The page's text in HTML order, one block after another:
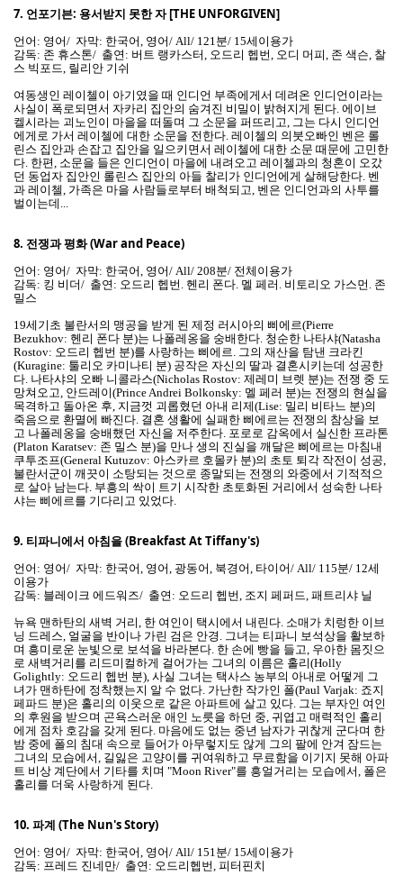
7. 언포기븐: 용서받지 못한 자 [THE UNFORGIVEN]
언어: 영어/ 자막: 한국어, 영어/ All/ 121분/ 15세이용가
감독: 존 휴스톤/ 출연: 버트 랭카스터, 오드리 헵번, 오디 머피, 존 색슨, 찰
스 빅포드, 릴리안 기쉬
여동생인 레이첼이 아기였을 때 인디언 부족에게서 데려온 인디언이라는
사실이 폭로되면서 자카리 집안의 숨겨진 비밀이 밝혀지게 된다. 에이브
켈시라는 괴노인이 마을을 떠돌며 그 소문을 퍼뜨리고, 그는 다시 인디언
에게로 가서 레이첼에 대한 소문을 전한다. 레이첼의 의붓오빠인 벤은 롤
린스 집안과 손잡고 집안을 일으키면서 레이첼에 대한 소문 때문에 고민한
다. 한편, 소문을 들은 인디언이 마을에 내려오고 레이첼과의 청혼이 오갔
던 동업자 집안인 롤린스 집안의 아들 찰리가 인디언에게 살해당한다. 벤
과 레이첼, 가족은 마을 사람들로부터 배척되고, 벤은 인디언과의 사투를
벌이는데...
8. 전쟁과 평화 (War and Peace)
언어: 영어/ 자막: 한국어, 영어/ All/ 208분/ 전체이용가
감독: 킹 비더/ 출연: 오드리 헵번. 헨리 폰다. 멜 페러. 비토리오 가스먼. 존
밀스
19세기초 불란서의 맹공을 받게 된 제정 러시아의 삐에르(Pierre
Bezukhov: 헨리 폰다 분)는 나폴레옹을 숭배한다. 청순한 나타샤(Natasha
Rostov: 오드리 헵번 분)를 사랑하는 삐에르. 그의 재산을 탐낸 크라킨
(Kuragine: 툴리오 카미나티 분) 공작은 자신의 딸과 결혼시키는데 성공한
다. 나타샤의 오빠 니콜라스(Nicholas Rostov: 제레미 브렛 분)는 전쟁 중 도
망쳐오고, 안드레이(Prince Andrei Bolkonsky: 멜 페러 분)는 전쟁의 현실을
목격하고 돌아온 후, 지금껏 괴롭혔던 아내 리제(Lise: 밀리 비타느 분)의
죽음으로 환멸에 빠진다. 결혼 생활에 실패한 삐에르는 전쟁의 참상을 보
고 나폴레옹을 숭배했던 자신을 저주한다. 포로로 감옥에서 실신한 프라톤
(Platon Karatsev: 존 밀스 분)을 만나 생의 진실을 깨달은 삐에르는 마침내
쿠투조프(General Kutuzov: 아스카르 호몰카 분)의 초토 퇴각 작전이 성공,
불란서군이 깨끗이 소탕되는 것으로 종말되는 전쟁의 와중에서 기적적으
로 살아 남는다. 부흥의 싹이 트기 시작한 초토화된 거리에서 성숙한 나타
샤는 삐에르를 기다리고 있었다.
9. 티파니에서 아침을 (Breakfast At Tiffany's)
언어: 영어/ 자막: 한국어, 영어, 광동어, 북경어, 타이어/ All/ 115분/ 12세
이용가
감독: 블레이크 에드워즈/ 출연: 오드리 헵번, 조지 페퍼드, 패트리샤 닐
뉴욕 맨하탄의 새벽 거리, 한 여인이 택시에서 내린다. 소매가 치렁한 이브
닝 드레스, 얼굴을 반이나 가린 검은 안경. 그녀는 티파니 보석상을 활보하
며 흥미로운 눈빛으로 보석을 바라본다. 한 손에 빵을 들고, 우아한 몸짓으
로 새벽거리를 리드미컬하게 걸어가는 그녀의 이름은 홀리(Holly
Golightly: 오드리 헵번 분), 사실 그녀는 택사스 농부의 아내로 어떻게 그
녀가 맨하탄에 정착했는지 알 수 없다. 가난한 작가인 폴(Paul Varjak: 죠지
페파드 분)은 홀리의 이웃으로 같은 아파트에 살고 있다. 그는 부자인 여인
의 후원을 받으며 곤욕스러운 애인 노릇을 하던 중, 귀엽고 매력적인 홀리
에게 점차 호감을 갖게 된다. 마음에도 없는 중년 남자가 귀찮게 군다며 한
밤 중에 폴의 침대 속으로 들어가 아무렇지도 않게 그의 팔에 안겨 잠드는
그녀의 모습에서, 길잃은 고양이를 귀여워하고 무료함을 이기지 못해 아파
트 비상 계단에서 기타를 치며 "Moon River"를 흥얼거리는 모습에서, 폴은
홀리를 더욱 사랑하게 된다.
10. 파계 (The Nun's Story)
언어: 영어/ 자막: 한국어, 영어/ All/ 151분/ 15세이용가
감독: 프레드 진네만/ 출연: 오드리헵번, 피터핀치